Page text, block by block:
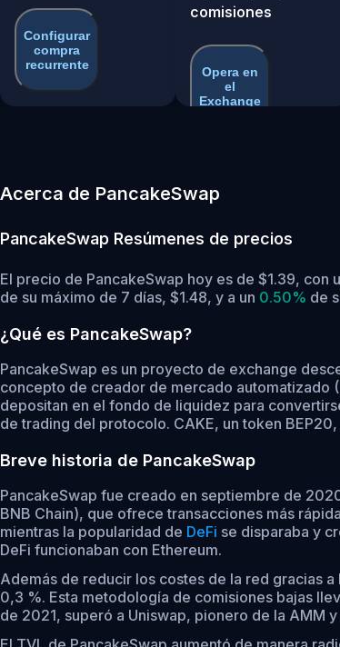
Configurar
compra
recurrente
comisiones
Opera en
el
Exchange
Acerca de PancakeSwap
PancakeSwap Resúmenes de precios
El precio de PancakeSwap hoy es de $1.39, con
de su máximo de 7 días, $1.48, y a un 0.50% de
¿Qué es PancakeSwap?
PancakeSwap es un proyecto de exchange
concepto de creador de mercado automatizado
depositan en el fondo de liquidez para
de trading del protocolo. CAKE, un token
Breve historia de PancakeSwap
PancakeSwap fue creado en septiembre de
BNB Chain), que ofrece transacciones más
mientras la popularidad de DeFi se disparaba y
DeFi funcionaban con Ethereum.
Además de reducir los costes de la red gracias
0,3 %. Esta metodología de comisiones bajas
de 2021, superó a Uniswap, pionero de la AMM